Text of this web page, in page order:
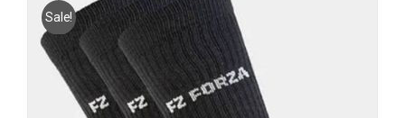
Sale!